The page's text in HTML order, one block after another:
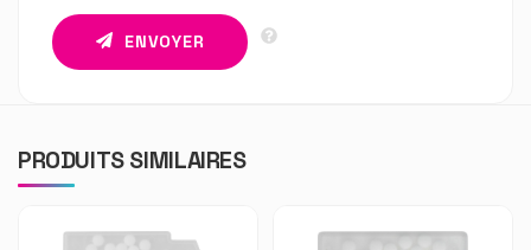
ENVOYER
PRODUITS SIMILAIRES